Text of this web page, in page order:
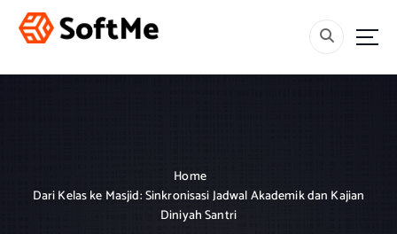
Home
Dari Kelas ke Masjid: Sinkronisasi Jadwal Akademik dan Kajian
Diniyah Santri